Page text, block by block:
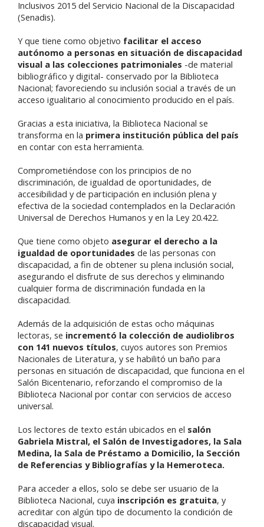
Inclusivos 2015 del Servicio Nacional de la Discapacidad
(Senadis).
Y que tiene como objetivo facilitar el acceso
autónomo a personas en situación de discapacidad
visual a las colecciones patrimoniales -de material
bibliográfico y digital- conservado por la Biblioteca
Nacional; favoreciendo su inclusión social a través de un
acceso igualitario al conocimiento producido en el país.
Gracias a esta iniciativa, la Biblioteca Nacional se
transforma en la primera institución pública del país
en contar con esta herramienta.
Comprometiéndose con los principios de no
discriminación, de igualdad de oportunidades, de
accesibilidad y de participación en inclusión plena y
efectiva de la sociedad contemplados en la Declaración
Universal de Derechos Humanos y en la Ley 20.422.
Que tiene como objeto asegurar el derecho a la
igualdad de oportunidades de las personas con
discapacidad, a fin de obtener su plena inclusión social,
asegurando el disfrute de sus derechos y eliminando
cualquier forma de discriminación fundada en la
discapacidad.
Además de la adquisición de estas ocho máquinas
lectoras, se incrementó la colección de audiolibros
con 141 nuevos títulos, cuyos autores son Premios
Nacionales de Literatura, y se habilitó un baño para
personas en situación de discapacidad, que funciona en el
Salón Bicentenario, reforzando el compromiso de la
Biblioteca Nacional por contar con servicios de acceso
universal.
Los lectores de texto están ubicados en el salón
Gabriela Mistral, el Salón de Investigadores, la Sala
Medina, la Sala de Préstamo a Domicilio, la Sección
de Referencias y Bibliografías y la Hemeroteca.
Para acceder a ellos, solo se debe ser usuario de la
Biblioteca Nacional, cuya inscripción es gratuita, y
acreditar con algún tipo de documento la condición de
discapacidad visual.